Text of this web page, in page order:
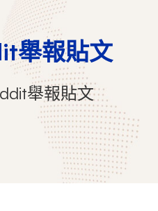
舉報貼文
舉報貼文